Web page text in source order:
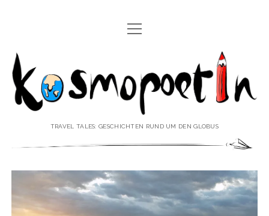
REISEREPORTAGEN
REISEPOESIE
REISEKOLUMNEN
REISEVIDEOS
REISESPECIALS
Menü
öffnen
Kosmopoetin
TRAVEL TALES: GESCHICHTEN RUND UM DEN GLOBUS